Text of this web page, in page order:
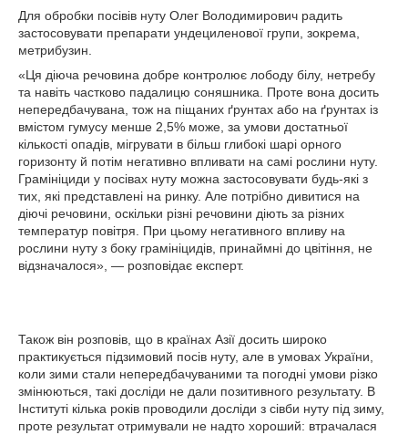
Для обробки посівів нуту Олег Володимирович радить
застосовувати препарати ундециленової групи, зокрема,
метрибузин.
«Ця діюча речовина добре контролює лободу білу, нетребу
та навіть частково падалицю соняшника. Проте вона досить
непередбачувана, тож на піщаних ґрунтах або на ґрунтах із
вмістом гумусу менше 2,5% може, за умови достатньої
кількості опадів, мігрувати в більш глибокі шарі орного
горизонту й потім негативно впливати на самі рослини нуту.
Грамініциди у посівах нуту можна застосовувати будь-які з
тих, які представлені на ринку. Але потрібно дивитися на
діючі речовини, оскільки різні речовини діють за різних
температур повітря. При цьому негативного впливу на
рослини нуту з боку грамініцидів, принаймні до цвітіння, не
відзначалося», — розповідає експерт.
Також він розповів, що в країнах Азії досить широко
практикується підзимовий посів нуту, але в умовах України,
коли зими стали непередбачуваними та погодні умови різко
змінюються, такі досліди не дали позитивного результату. В
Інституті кілька років проводили досліди з сівби нуту під зиму,
проте результат отримували не надто хороший: втрачалася